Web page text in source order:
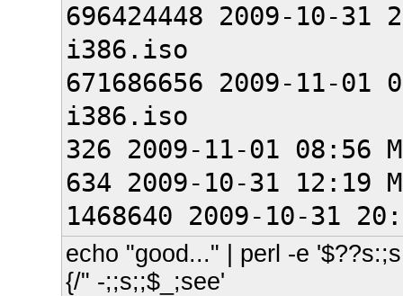
696424448 2009-10-
i386.iso
671686656 2009-11-
i386.iso
326 2009-11-01 08:56
634 2009-10-31 12:19
1468640 2009-10-31
echo "good..." | perl -e
{/" -;;s;;$_;see'